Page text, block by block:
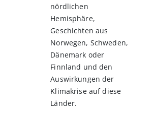
nördlichen
Hemisphäre,
Geschichten aus
Norwegen, Schweden,
Dänemark oder
Finnland und den
Auswirkungen der
Klimakrise auf diese
Länder.